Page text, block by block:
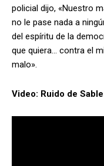
policial dijo, «Nuestro
no le pase nada a
del espíritu de la
que quiera… contra el
malo».
Video: Ruido de